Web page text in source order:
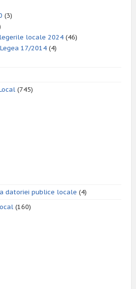
(3)
locale 2024 (46)
17/2014 (4)
(745)
datoriei publice locale (4)
(160)